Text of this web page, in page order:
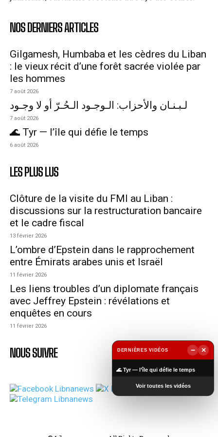
NOS DERNIERS ARTICLES
Gilgamesh, Humbaba et les cèdres du Liban
: le vieux récit d’une forêt sacrée violée par
les hommes
7 août 2026
لـبـنـان والأحزاب: الـوجـود الـحُـرّ أو لا وجـود
7 août 2026
🌊 Tyr — l’île qui défie le temps
6 août 2026
LES PLUS LUS
Clôture de la visite du FMI au Liban :
discussions sur la restructuration bancaire
et le cadre fiscal
13 février 2026
L’ombre d’Epstein dans le rapprochement
entre Émirats arabes unis et Israël
11 février 2026
Les liens troubles d’un diplomate français
avec Jeffrey Epstein : révélations et
enquêtes en cours
11 février 2026
NOUS SUIVRE DERNIÈRES VIDÉOS −
×
🌊 Tyr — l’île qui défie le temps
Voir toutes les vidéos